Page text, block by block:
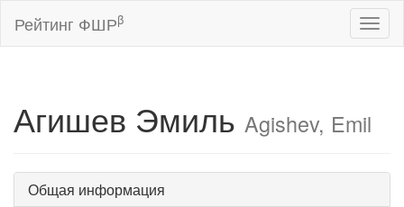
Рейтинг ФШРβ
Агишев Эмиль Agishev, Emil
Общая информация